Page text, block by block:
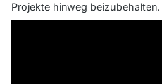
Projekte hinweg beizubehalten.